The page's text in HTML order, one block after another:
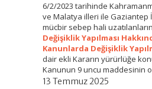
6/2/2023 tarihinde
ve Malatya illeri ile Gaziantep
mücbir sebep hali
Değişiklik Yapılması
Kanunlarda Değişiklik
dair ekli Kararın yürürlüğe
Kanunun 9 uncu maddesinin
13 Temmuz 2025